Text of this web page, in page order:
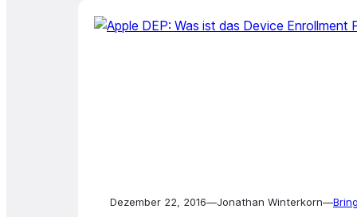
Dezember 22, 2016—Jonathan Winterkorn—